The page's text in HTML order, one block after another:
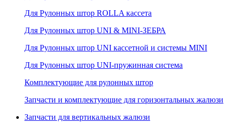
Для Рулонных штор ROLLA кассета
Для Рулонных штор UNI & MINI-ЗЕБРА
Для Рулонных штор UNI кассетной и системы MINI
Для Рулонных штор UNI-пружинная система
Комплектующие для рулонных штор
Запчасти и комплектующие для горизонтальных жалюзи
Запчасти для вертикальных жалюзи